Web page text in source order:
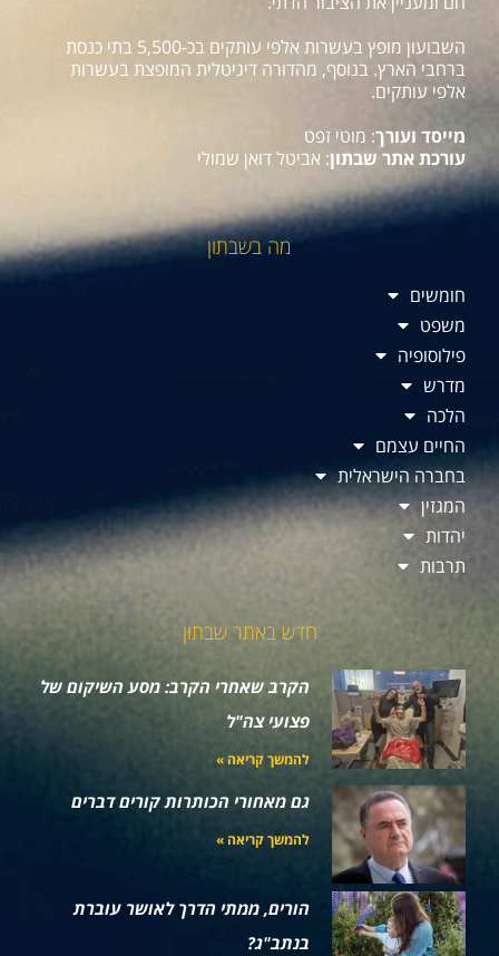
השבועון מופץ בעשרות אלפי עותקים בכ-5,500 בתי כנסת
ברחבי הארץ. בנוסף, מהדורה דיגיטלית המופצת בעשרות
אלפי עותקים.
מייסד ועורך: מוטי זפט
עורכת אתר שבתון: אביטל דואן שמולי
מה בשבתון
חומשים
משפט
פילוסופיה
מדרש
הלכה
החיים עצמם
בחברה הישראלית
המגזין
יהדות
תרבות
חדש באתר שבתון
הקרב שאחרי הקרב: מסע השיקום של
פצועי צה"ל
להמשך קריאה »
גם מאחורי הכותרות קורים דברים
להמשך קריאה »
הורים, ממתי הדרך לאושר עוברת
בנתב"ג?